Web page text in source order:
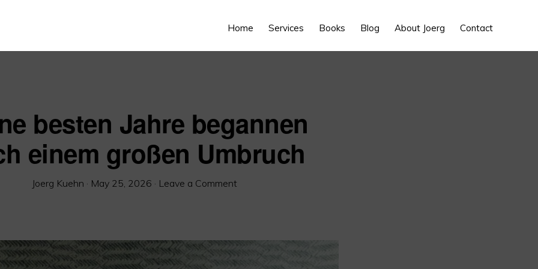
Home Services Books Blog About Joerg Contact
besten Jahre begannen
einem großen Umbruch
Joerg Kuehn · May 25, 2026 · Leave a Comment